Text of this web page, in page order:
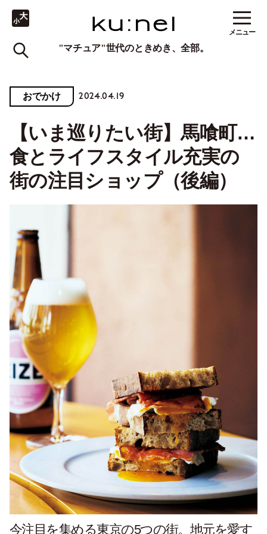
"マチュア"世代のときめき、全部。
メニュー
おでかけ 2024.04.19
【いま巡りたい街】馬喰町…
食とライフスタイル充実の
街の注目ショップ（後編）
今注目を集める東京の5つの街。地元を愛す